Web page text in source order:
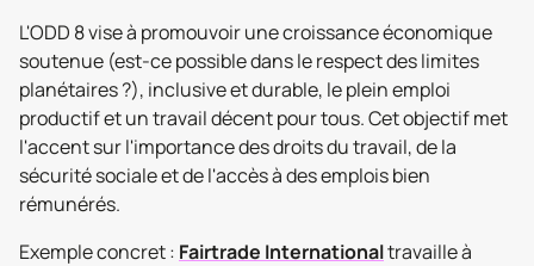
L'ODD 8 vise à promouvoir une croissance économique
soutenue (est-ce possible dans le respect des limites
planétaires ?), inclusive et durable, le plein emploi
productif et un travail décent pour tous. Cet objectif met
l'accent sur l'importance des droits du travail, de la
sécurité sociale et de l'accès à des emplois bien
rémunérés.
Exemple concret : Fairtrade Internationaltravaille à